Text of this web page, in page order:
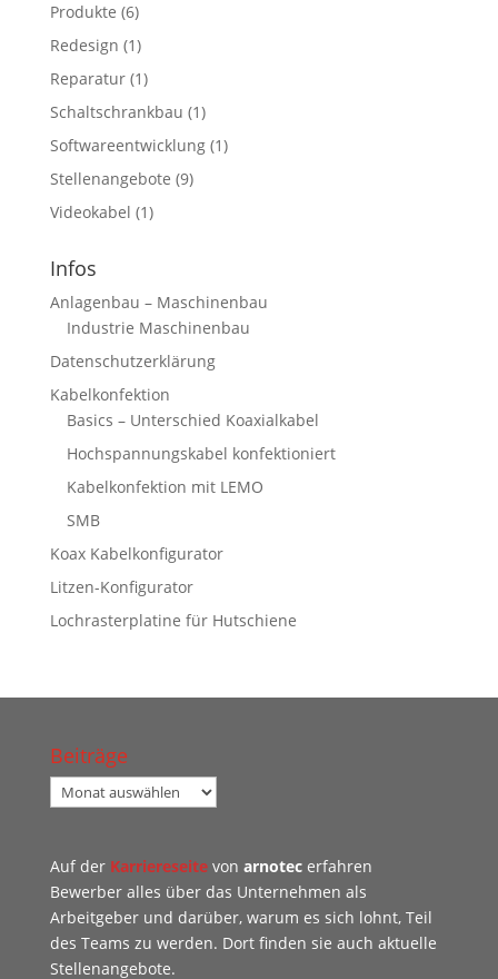
Produkte (6)
Redesign (1)
Reparatur(1)
Schaltschrankbau (1)
Softwareentwicklung(1)
Stellenangebote (9)
Videokabel (1)
Infos
Anlagenbau – Maschinenbau
Industrie Maschinenbau
Datenschutzerklärung
Kabelkonfektion
Basics – Unterschied Koaxialkabel
Hochspannungskabel konfektioniert
Kabelkonfektion mit LEMO
SMB
Koax Kabelkonfigurator
Litzen-Konfigurator
Lochrasterplatine für Hutschiene
Beiträge
Beiträge
Auf der Karriereseitevon arnotecerfahren
Bewerber alles über das Unternehmen als
Arbeitgeber und darüber, warum es sich lohnt, Teil
des Teams zu werden. Dort finden sie auch aktuelle
Stellenangebote.